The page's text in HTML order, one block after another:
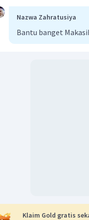
Nazwa Zahratusiya
Bantu banget
Klaim Gold gratis